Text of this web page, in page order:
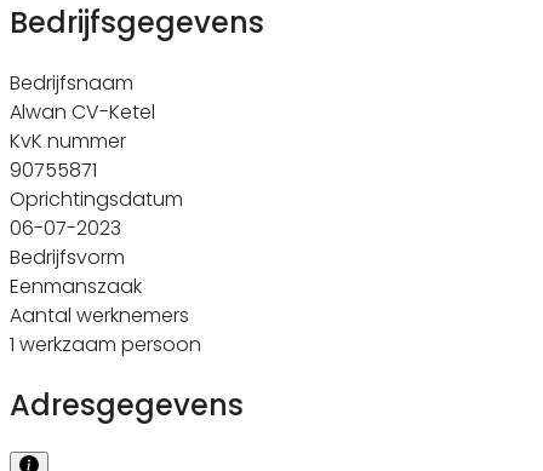
Bedrijfsgegevens
Bedrijfsnaam
Alwan CV-Ketel
KvK nummer
90755871
Oprichtingsdatum
06-07-2023
Bedrijfsvorm
Eenmanszaak
Aantal werknemers
1 werkzaam persoon
Adresgegevens